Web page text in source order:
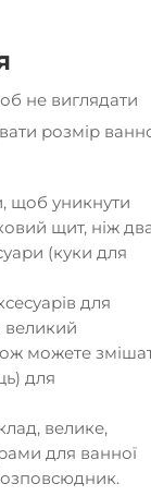
не виглядати
розмір
щоб уникнути
щит, ніж
(куки для
для
великий
можете
для
велике,
для ванної